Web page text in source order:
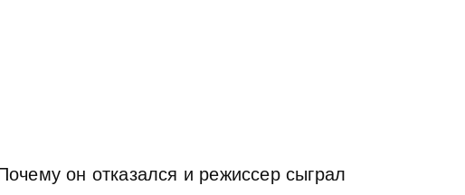
он отказался и режиссер сыграл